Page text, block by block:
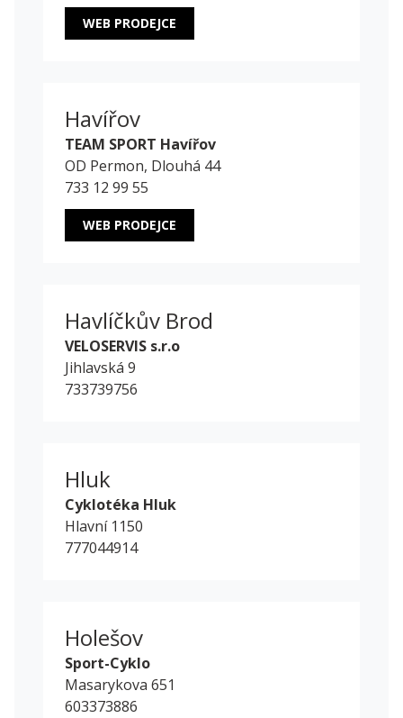
WEB PRODEJCE
Havířov
TEAM SPORT Havířov
OD Permon, Dlouhá 44
733 12 99 55
WEB PRODEJCE
Havlíčkův Brod
VELOSERVIS s.r.o
Jihlavská 9
733739756
Hluk
Cyklotéka Hluk
Hlavní 1150
777044914
Holešov
Sport-Cyklo
Masarykova 651
603373886